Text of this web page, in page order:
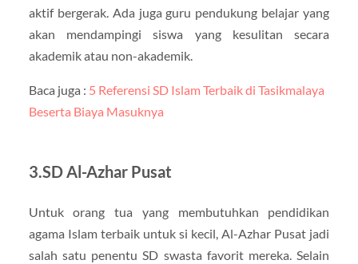
aktif bergerak. Ada juga guru pendukung belajar yang
akan mendampingi siswa yang kesulitan secara
akademik atau non-akademik.
Baca juga : 5 Referensi SD Islam Terbaik di Tasikmalaya
Beserta Biaya Masuknya
3.SD Al-Azhar Pusat
Untuk orang tua yang membutuhkan pendidikan
agama Islam terbaik untuk si kecil, Al-Azhar Pusat jadi
salah satu penentu SD swasta favorit mereka. Selain